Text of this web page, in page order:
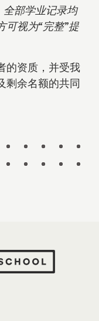
全部学业记录均
可视为“完整”提
的资质，并受我
剩余名额的共同